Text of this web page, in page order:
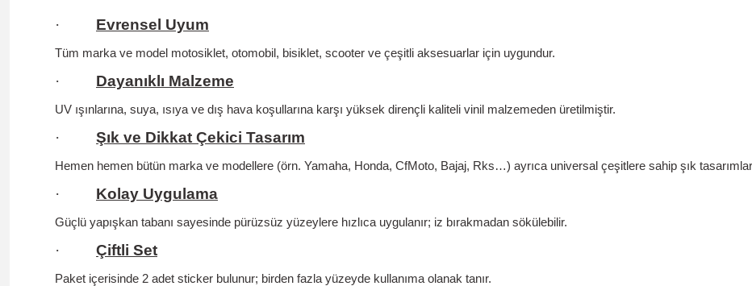
·
Evrensel Uyum
Tüm marka ve model motosiklet, otomobil, bisiklet, scooter ve çeşitli aksesuarlar için uygundur.
· Dayanıklı Malzeme
UV ışınlarına, suya, ısıya ve dış hava koşullarına karşı yüksek dirençli kaliteli vinil malzemeden üretilmiştir.
· Şık ve Dikkat Çekici Tasarım
Hemen hemen bütün marka ve modellere (örn. Yamaha, Honda, CfMoto, Bajaj, Rks…) ayrıca universal çeşitlere sahip şık
· Kolay Uygulama
Güçlü yapışkan tabanı sayesinde pürüzsüz yüzeylere hızlıca uygulanır; iz bırakmadan sökülebilir.
· Çiftli Set
Paket içerisinde 2 adet sticker bulunur; birden fazla yüzeyde kullanıma olanak tanır.